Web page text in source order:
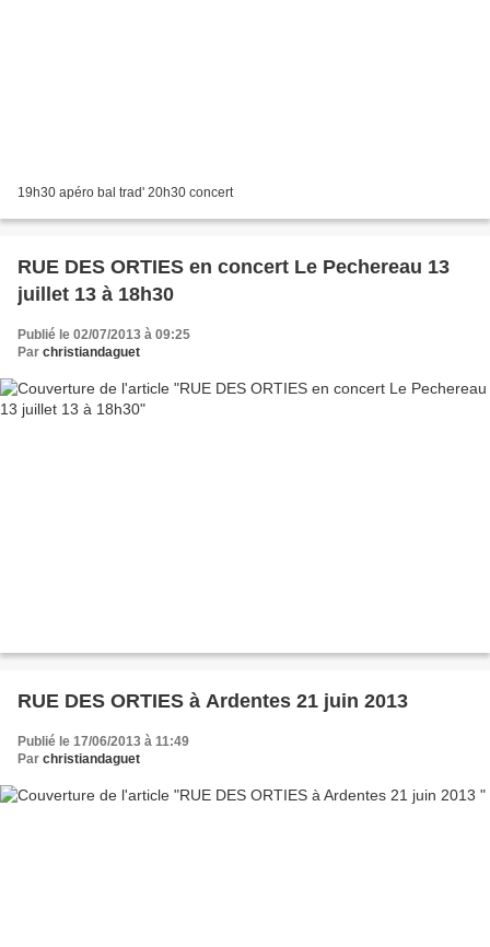
19h30 apéro bal trad' 20h30 concert
RUE DES ORTIES en concert Le Pechereau 13
juillet 13 à 18h30
Publié le 02/07/2013 à 09:25
Par christiandaguet
RUE DES ORTIES à Ardentes 21 juin 2013
Publié le 17/06/2013 à 11:49
Par christiandaguet